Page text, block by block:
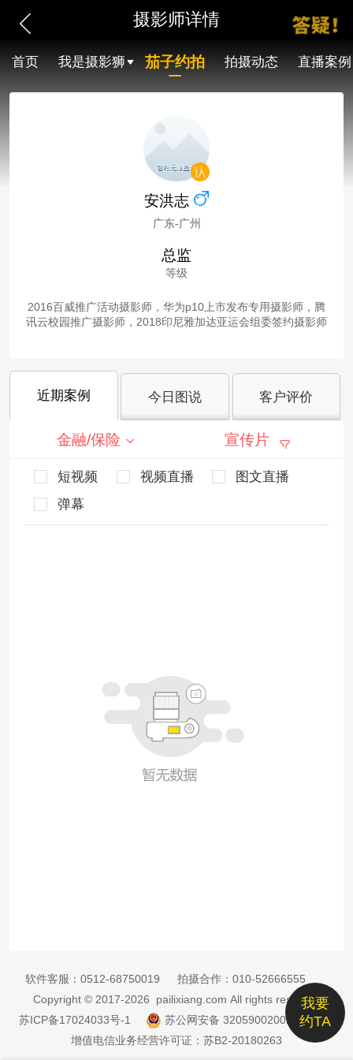
摄影师详情
首页 我是摄影狮 茄子约拍 拍摄动态 直播案例
安洪志
广东-广州
总监
等级
2016百威推广活动摄影师，华为p10上市发布专用摄影师，腾
讯云校园推广摄影师，2018印尼雅加达亚运会组委签约摄影师
近期案例 今日图说 客户评价
金融/保险 宣传片
短视频 视频直播
图文直播
弹幕
我要
约TA
软件客服： 0512-68750019 拍摄合作： 010-52666555
Copyright © 2017-2026 pailixiang.com All rights reserved
苏ICP备17024033号-1
苏公网安备 32059002002885号
增值电信业务经营许可证：苏B2-20180263